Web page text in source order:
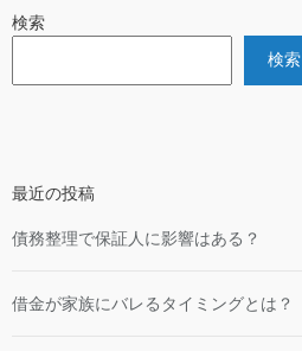
検索
検索
最近の投稿
債務整理で保証人に影響はある？
借金が家族にバレるタイミングとは？